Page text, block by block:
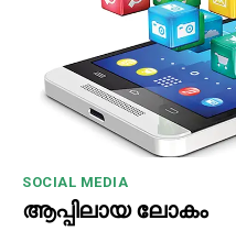
SOCIAL MEDIA
ആപ്പിലായ ലോകം